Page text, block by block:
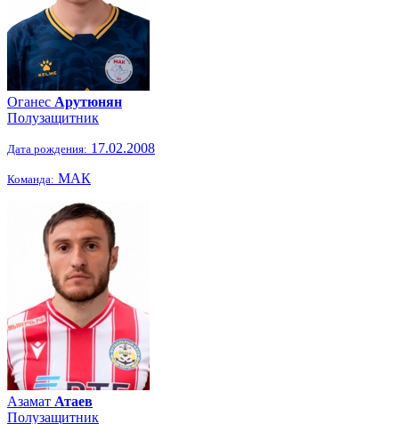
Оганес Арутюнян
Полузащитник
Дата рождения: 17.02.2008
Команда: МАК
Азамат Атаев
Полузащитник